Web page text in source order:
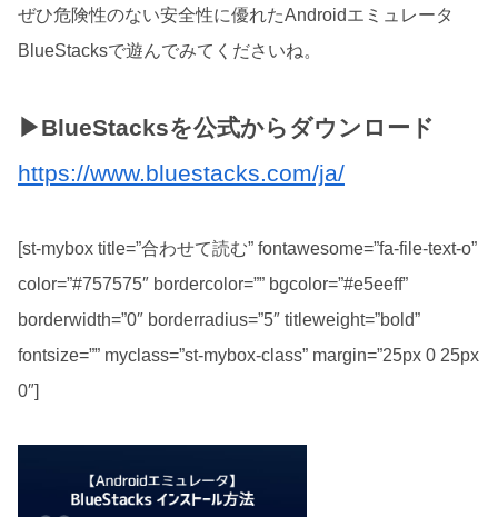
ぜひ危険性のない安全性に優れたAndroidエミュレータ
BlueStacksで遊んでみてくださいね。
▶BlueStacksを公式からダウンロード
https://www.bluestacks.com/ja/
[st-mybox title=”合わせて読む” fontawesome=”fa-file-text-o”
color=”#757575″ bordercolor=”” bgcolor=”#e5eeff”
borderwidth=”0″ borderradius=”5″ titleweight=”bold”
fontsize=”” myclass=”st-mybox-class” margin=”25px 0 25px
0″]